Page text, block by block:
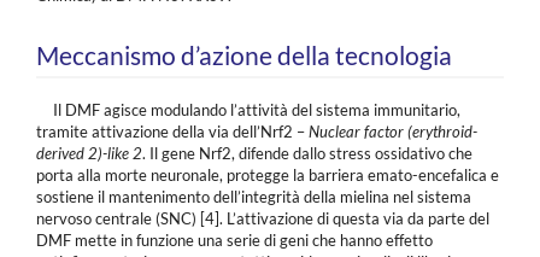
Meccanismo d’azione della tecnologia
Il DMF agisce modulando l’attività del sistema immunitario,
tramite attivazione della via dell’Nrf2 –Nuclear factor (erythroid-
derived 2)-like 2. Il gene Nrf2, difende dallo stress ossidativo che
porta alla morte neuronale, protegge la barriera emato-encefalica e
sostiene il mantenimento dell’integrità della mielina nel sistema
nervoso centrale (SNC) [4]. L’attivazione di questa via da parte del
DMF mette in funzione una serie di geni che hanno effetto